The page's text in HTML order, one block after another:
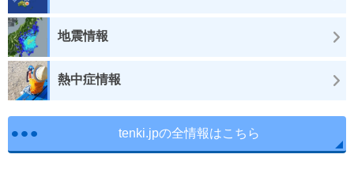
地震情報
熱中症情報
tenki.jpの全情報はこちら